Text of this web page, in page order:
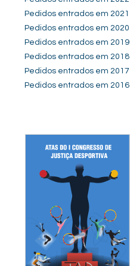
Pedidos entrados em 2021
Pedidos entrados em 2020
Pedidos entrados em 2019
Pedidos entrados em 2018
Pedidos entrados em 2017
Pedidos entrados em 2016